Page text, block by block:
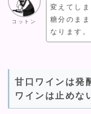
コットン
変えてし
糖分のま
なります。
甘口ワインは発
ワインは止めな